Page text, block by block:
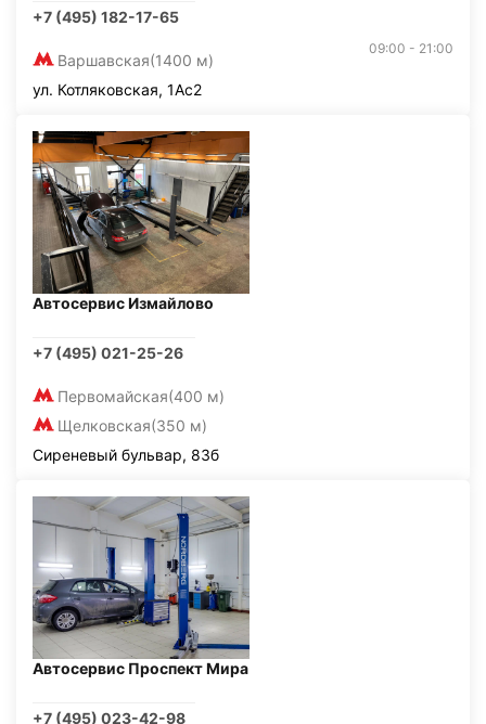
+7 (495) 182-17-65
Варшавская(1400 м)
09:00 - 21:00
ул. Котляковская, 1Ас2
Автосервис Измайлово
+7 (495) 021-25-26
Первомайская(400 м)
Щелковская(350 м)
Сиреневый бульвар, 83б
Автосервис Проспект Мира
+7 (495) 023-42-98